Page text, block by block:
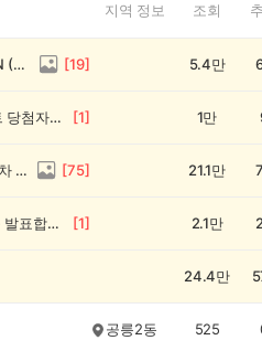
지역 정보 조회
전원 1,000캐시! 🥳 우리 동네 썰전 14회차 OPEN (~8/17) [19] 5.4만
💰[당첨자 발표] 26회차 우리 동네 정보왕 이벤트 당첨자를 발표합니다! [1] 1만
💸 전원 2,000캐시 지급! 우리 동네 정보왕 27회차 (~8/10) [75] 21.1만
💰[당첨자 발표] 우리 동네 썰전 12회차 당첨자를 발표합니다! [1] 2.1만
24.4만
공릉2동 525